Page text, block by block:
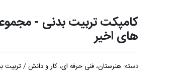
کامپکت تربیت بدنی -
های اخیر
دسته: هنرستان، فنی حرفه ای، کار و دانش/تربیت